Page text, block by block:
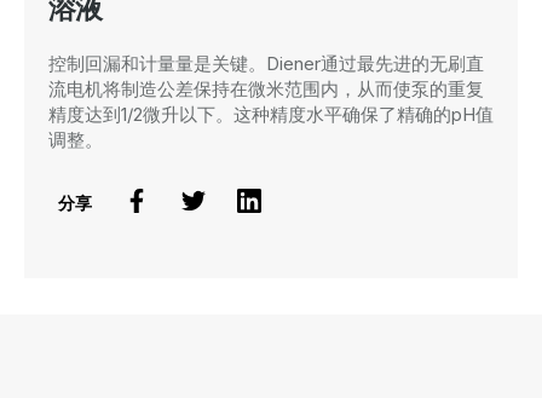
溶液
控制回漏和计量量是关键。Diener通过最先进的无刷直
流电机将制造公差保持在微米范围内，从而使泵的重复
精度达到1/2微升以下。这种精度水平确保了精确的pH值
调整。
分享